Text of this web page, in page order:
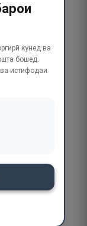
кунед ва
бошед.
истифодаи